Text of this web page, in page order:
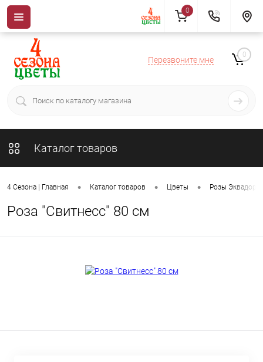
Перезвоните мне
0
Каталог товаров
4 Сезона | Главная • Каталог товаров • Цветы • Розы Эквадор
Роза "Свитнесс" 80 см
0